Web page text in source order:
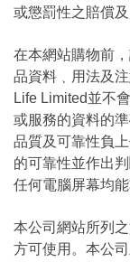
或懲罰性之賠償
在本網站購物前
品資料﹑用法及
Life Limited並不
或服務的資料的
品質及可靠性負
的可靠性並作出
任何電腦屏幕均
本公司網站所列
方可使用。本公